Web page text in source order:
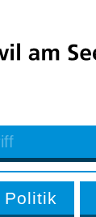
Politik